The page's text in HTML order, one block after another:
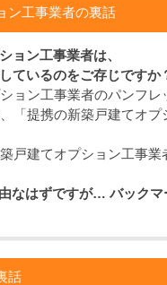
ン工事業者の裏話
ョン工事業者は、
ているのをご存じですか
ョン工事業者のパンフ
「提携の新築戸建てオ
戸建てオプション工事
なはずですが… バック
話